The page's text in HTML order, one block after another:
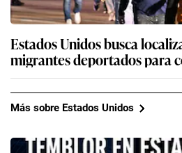
Estados Unidos busca
migrantes deportados para
Más sobre Estados Unidos